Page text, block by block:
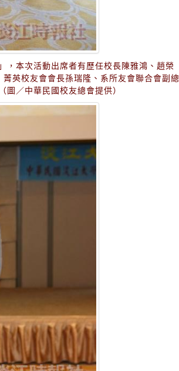
，本次活動出席者有歷任校長陳雅鴻、趙榮
英校友會會長孫瑞隆、系所友會聯合會副總
／中華民國校友總會提供）